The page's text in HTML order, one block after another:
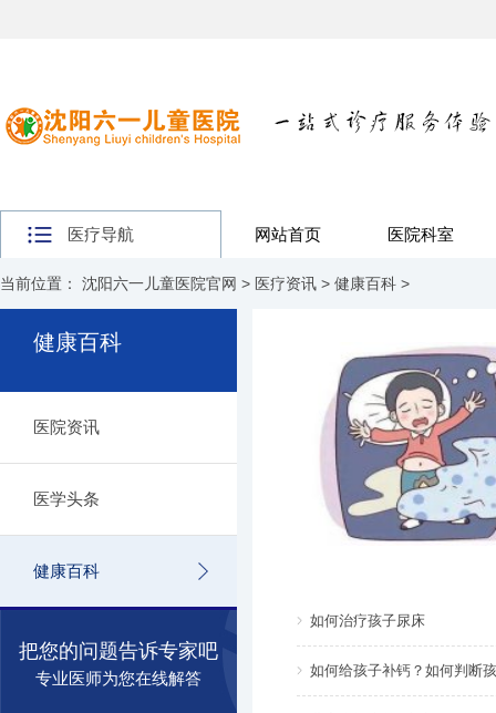
医疗导航 网站首页 医院科室
当前位置： 沈阳六一儿童医院官网 > 医疗资讯 > 健康百科 >
健康百科
医院资讯
医学头条
健康百科
把您的问题告诉专家吧
专业医师为您在线解答
如何治疗孩子尿床
如何给孩子补钙？如何判断